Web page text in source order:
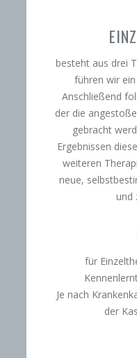
besteht aus drei
führen wir
Anschließend
der die
gebracht
Ergebnissen
weiteren
neue,
und
für
Je nach
der